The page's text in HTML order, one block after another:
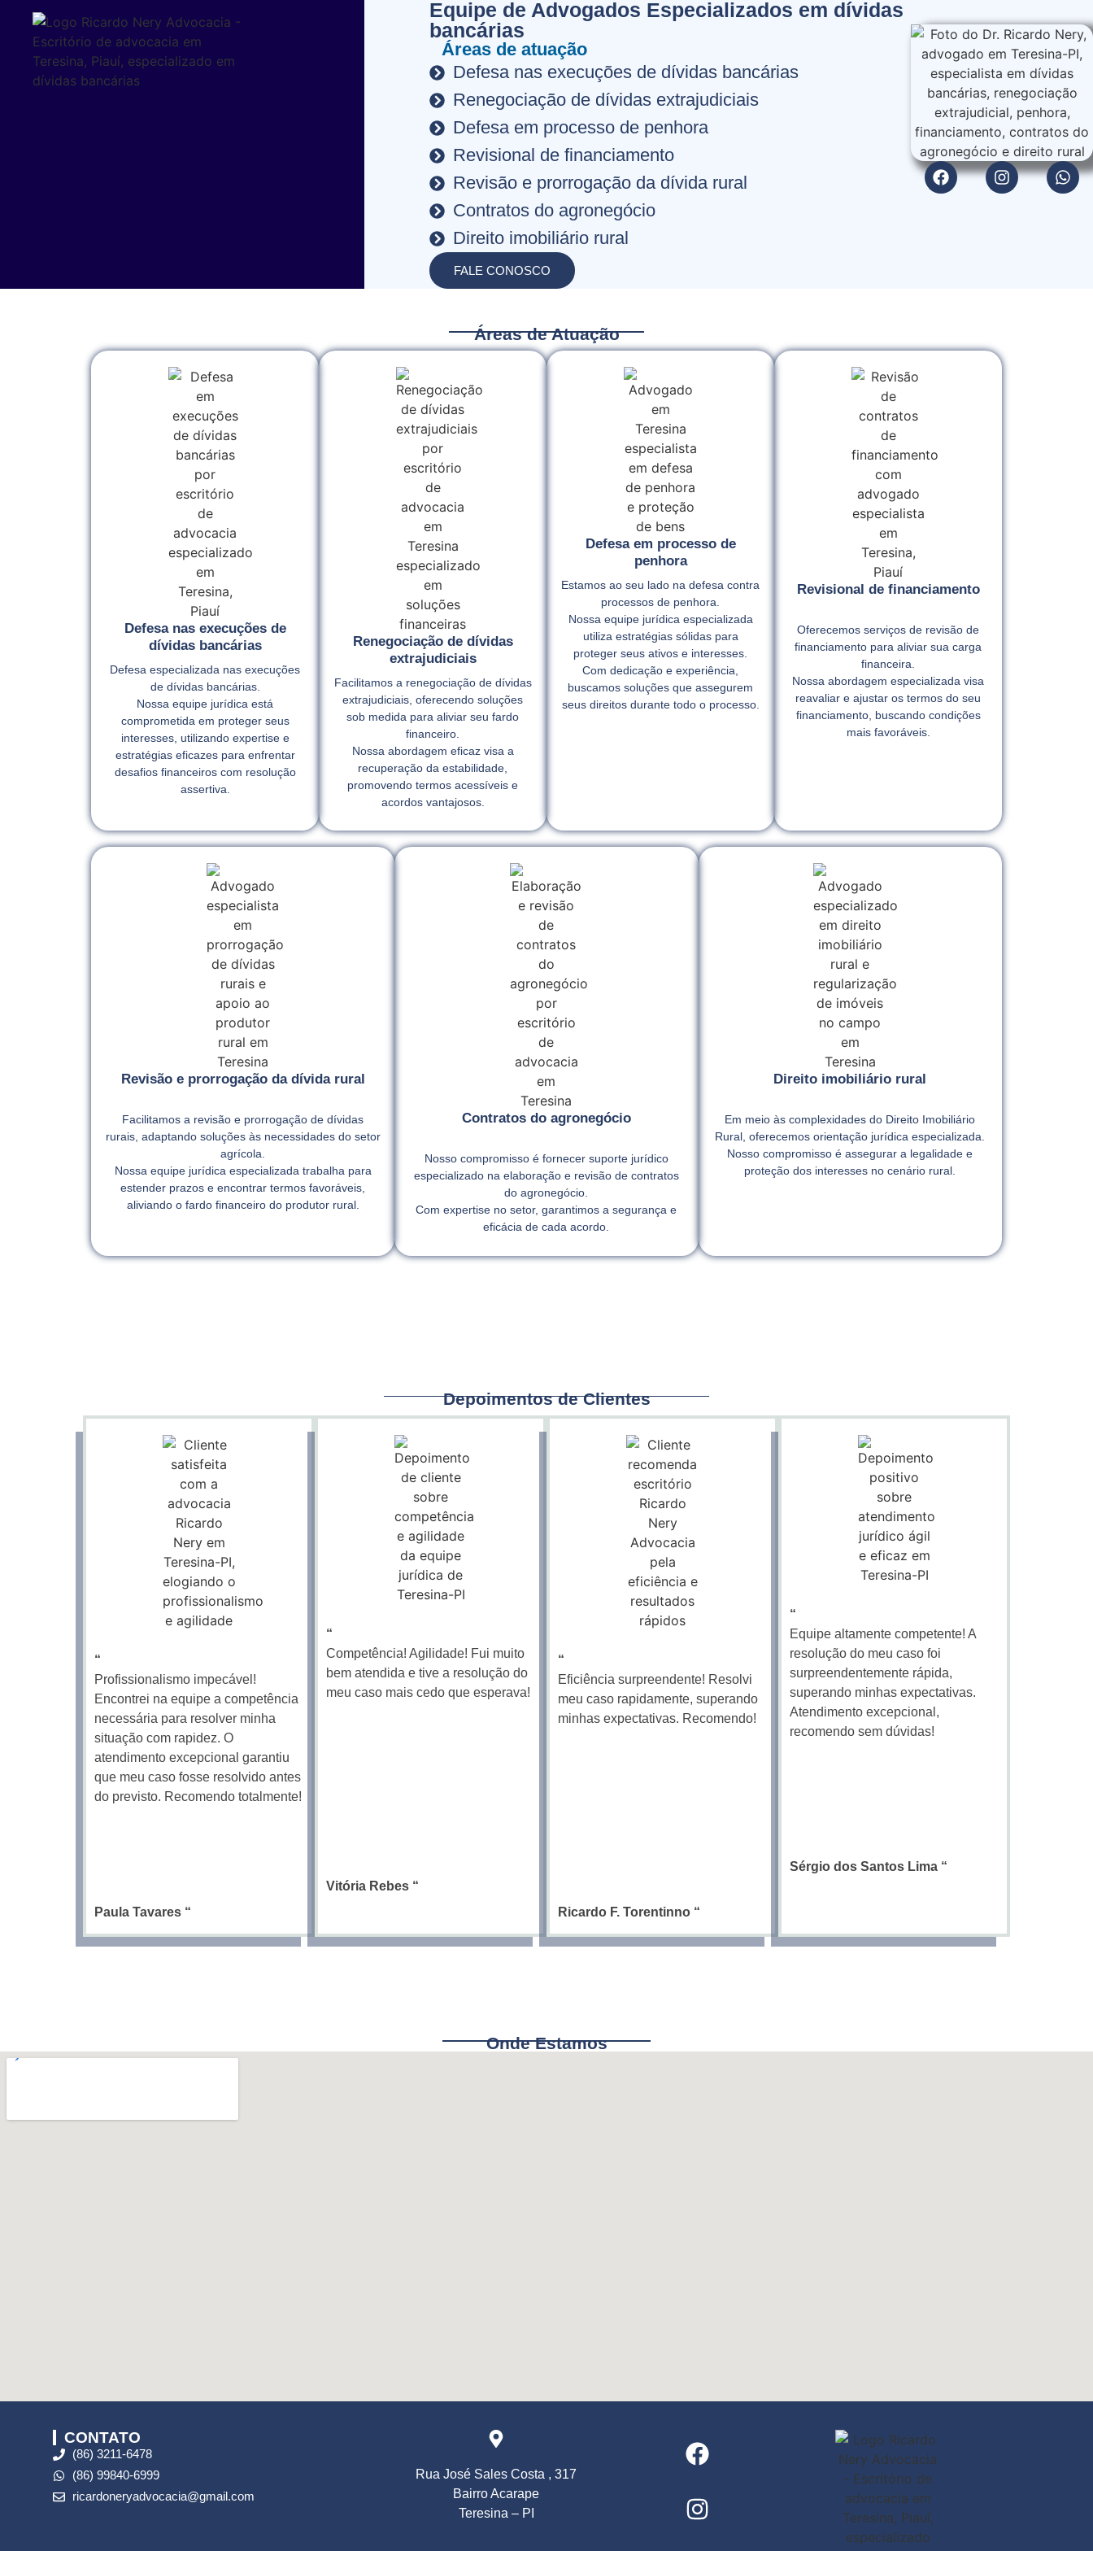
Equipe de Advogados Especializados em dívidas
bancárias
Áreas de atuação
Defesa nas execuções de dívidas bancárias
Renegociação de dívidas extrajudiciais
Defesa em processo de penhora
Revisional de financiamento
Revisão e prorrogação da dívida rural
Contratos do agronegócio
Direito imobiliário rural
FALE CONOSCO
Áreas de Atuação
Defesa nas execuções de
dívidas bancárias
Defesa especializada nas execuções
de dívidas bancárias.
Nossa equipe jurídica está
comprometida em proteger seus
interesses, utilizando expertise e
estratégias eficazes para enfrentar
desafios financeiros com resolução
assertiva.
Renegociação de dívidas
extrajudiciais
Facilitamos a renegociação de dívidas
extrajudiciais, oferecendo soluções
sob medida para aliviar seu fardo
financeiro.
Nossa abordagem eficaz visa a
recuperação da estabilidade,
promovendo termos acessíveis e
acordos vantajosos.
Defesa em processo de
penhora
Estamos ao seu lado na defesa contra
processos de penhora.
Nossa equipe jurídica especializada
utiliza estratégias sólidas para
proteger seus ativos e interesses.
Com dedicação e experiência,
buscamos soluções que assegurem
seus direitos durante todo o processo.
Revisional de financiamento
Oferecemos serviços de revisão de
financiamento para aliviar sua carga
financeira.
Nossa abordagem especializada visa
reavaliar e ajustar os termos do seu
financiamento, buscando condições
mais favoráveis.
Revisão e prorrogação da dívida rural
Facilitamos a revisão e prorrogação de dívidas
rurais, adaptando soluções às necessidades do setor
agrícola.
Nossa equipe jurídica especializada trabalha para
estender prazos e encontrar termos favoráveis,
aliviando o fardo financeiro do produtor rural.
Contratos do agronegócio
Nosso compromisso é fornecer suporte jurídico
especializado na elaboração e revisão de contratos
do agronegócio.
Com expertise no setor, garantimos a segurança e
eficácia de cada acordo.
Direito imobiliário rural
Em meio às complexidades do Direito Imobiliário
Rural, oferecemos orientação jurídica especializada.
Nosso compromisso é assegurar a legalidade e
proteção dos interesses no cenário rural.
Depoimentos de Clientes
“
Profissionalismo impecável!
Encontrei na equipe a competência
necessária para resolver minha
situação com rapidez. O
atendimento excepcional garantiu
que meu caso fosse resolvido antes
do previsto. Recomendo totalmente!
Paula Tavares “
“
Competência! Agilidade! Fui muito
bem atendida e tive a resolução do
meu caso mais cedo que esperava!
Vitória Rebes “
“
Eficiência surpreendente! Resolvi
meu caso rapidamente, superando
minhas expectativas. Recomendo!
Ricardo F. Torentinno “
“
Equipe altamente competente! A
resolução do meu caso foi
surpreendentemente rápida,
superando minhas expectativas.
Atendimento excepcional,
recomendo sem dúvidas!
Sérgio dos Santos Lima “
Onde Estamos
(86) 3211-6478
(86) 99840-6999
ricardoneryadvocacia@gmail.com
CONTATO
Rua José Sales Costa , 317
Bairro Acarape
Teresina – PI